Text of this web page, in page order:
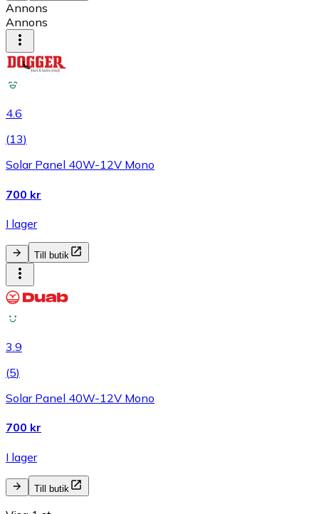
Annons
Annons
4.6
(13)
Solar Panel 40W-12V Mono
700 kr
I lager
Till butik
3.9
(5)
Solar Panel 40W-12V Mono
700 kr
I lager
Till butik